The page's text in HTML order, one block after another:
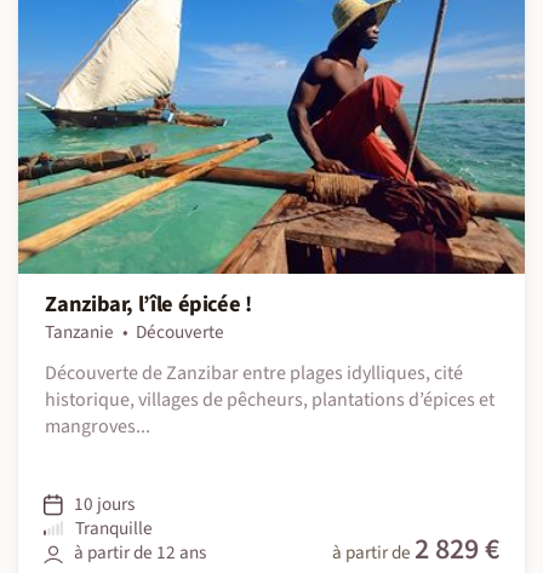
Zanzibar, l’île épicée !
Tanzanie
Découverte
Découverte de Zanzibar entre plages idylliques, cité
historique, villages de pêcheurs, plantations d’épices et
mangroves...
10 jours
Tranquille
à partir de 12 ans
à partir de 2 829 €